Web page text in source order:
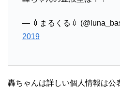
— 💉まるくる💉
2019
轟ちゃんは詳しい個人情報は公